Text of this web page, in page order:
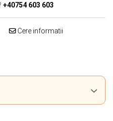
+40754 603 603
Cere informatii